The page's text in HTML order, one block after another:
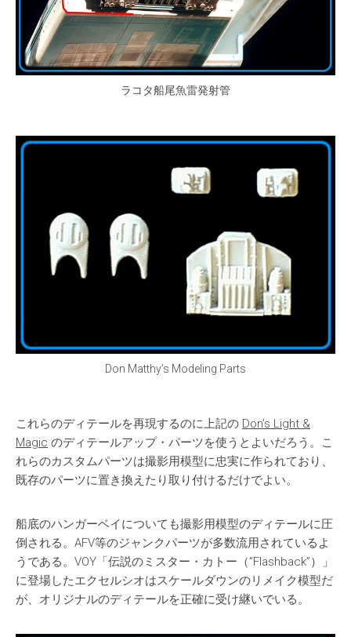
ラコタ船尾魚雷発射管
Don Matthy’s Modeling Parts
これらのディテールを再現するのに上記の Don’s Light &
Magic のディテールアップ・パーツを使うとよいだろう。こ
れらのカスタムパーツは撮影用模型に忠実に作られており、
既存のパーツに置き換えたり取り付けるだけでよい。
船底のハンガーベイについても撮影用模型のディテールに圧
倒される。AFV等のジャンクパーツが多数流用されているよ
うである。VOY「伝説のミスター・カトー（”Flashback”）」
に登場したエクセルシオはスケールダウンのリメイク模型だ
が、オリジナルのディテールを正確に受け継いでいる。